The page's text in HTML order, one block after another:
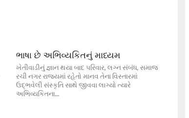
ભાષા છે અભિવ્યકિતનું માધ્યમ
ખેતીવાડીનું જ્ઞાન થયા બાદ પરિવાર, લગ્ન સંબંધ, સમાજ
રચી નગર રાજયમાં રહેતો માનવ તેના વિસ્તારમાં
ઉદ્‌ભવેલી સંસ્કૃતિ સાથે જીવવા લાગ્યો ત્યારે
અભિવ્યકિતના...